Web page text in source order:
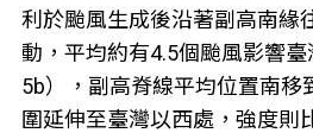
利於颱風生成後沿著副高南緣
動，平均約有4.5個颱風影響
5b），副高脊線平均位置南移
圍延伸至臺灣以西處，強度則